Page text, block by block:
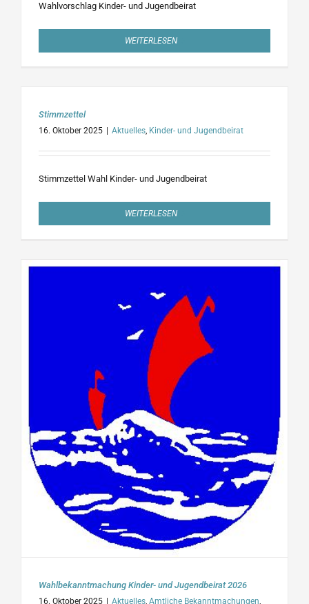
Wahlvorschlag Kinder- und Jugendbeirat
WEITERLESEN
Stimmzettel
16. Oktober 2025 Aktuelles, Kinder- und Jugendbeirat
Stimmzettel Wahl Kinder- und Jugendbeirat
WEITERLESEN
Wahlbekanntmachung Kinder- und Jugendbeirat 2026
16. Oktober 2025 Aktuelles, Amtliche Bekanntmachungen,